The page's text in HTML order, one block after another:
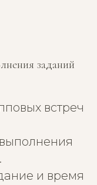
заданий
встреч
и время